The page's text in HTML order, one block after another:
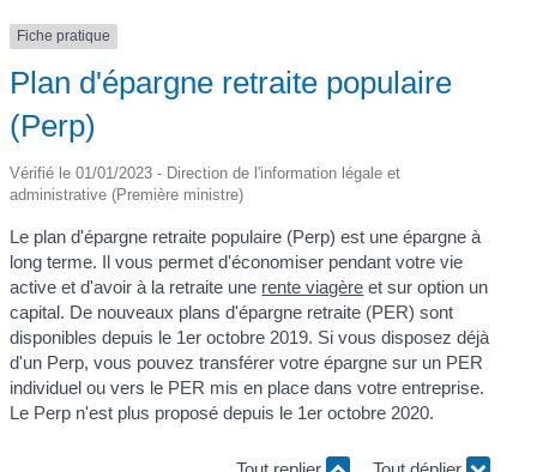
Fiche pratique
Plan d'épargne retraite populaire
(Perp)
Vérifié le 01/01/2023 - Direction de l'information légale et
administrative (Première ministre)
Le plan d'épargne retraite populaire (Perp) est une épargne à
long terme. Il vous permet d'économiser pendant votre vie
active et d'avoir à la retraite une rente viagère et sur option un
capital. De nouveaux plans d'épargne retraite (PER) sont
disponibles depuis le 1er octobre 2019. Si vous disposez déjà
d'un Perp, vous pouvez transférer votre épargne sur un PER
individuel ou vers le PER mis en place dans votre entreprise.
Le Perp n'est plus proposé depuis le 1er octobre 2020.